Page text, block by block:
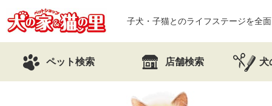
子犬・子猫とのライフステージを全
ペット検索 店舗検索 犬